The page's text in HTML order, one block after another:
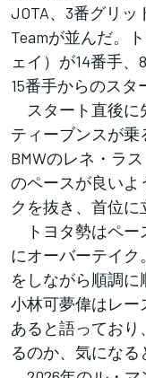
JOTA、3番グリッ
Teamが並んだ。
ェイ）が14番手
15番手からのスタ
スタート直後に
ティーブンスが乗
BMWのレネ・ラ
のペースが良いよ
クを抜き、首位に
トヨタ勢はペー
にオーバーテイク
をしながら順調
小林可夢偉はレー
あると語ってお
るのか、気になる